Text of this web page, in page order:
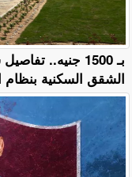
بـ 1500 جنيه..
الشقق السكنية بنظام